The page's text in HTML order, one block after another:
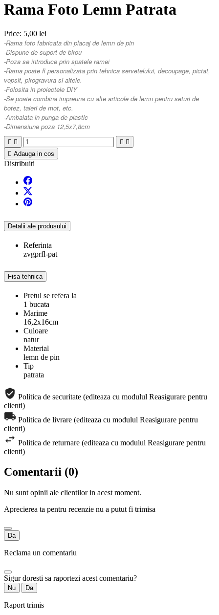
Rama Foto Lemn Patrata
Price: 5,00 lei
-Rama foto fabricata din placaj de lemn de pin
-Dispune de suport de birou
-Poza se introduce prin spatele ramei
-Rama poate fi personalizata prin tehnica servetelului, decoupage, pictat,
vopsit, pirogravura si altele.
-Folosita in proiectele DIY
-Se poate combina impreuna cu alte articole de lemn pentru seturi de
botez, taieri de mot, etc.
-Ambalata in punga de plastic
-Dimensiune poza 12,5x7,8cm
   
 Adauga in cos
Distribuiti
Detalii ale produsului
Referinta
zvgprfl-pat
Fisa tehnica
Pretul se refera la
1 bucata
Marime
16,2x16cm
Culoare
natur
Material
lemn de pin
Tip
patrata
Politica de securitate (editeaza cu modulul Reasigurare pentru
clienti)
Politica de livrare (editeaza cu modulul Reasigurare pentru
clienti)
Politica de returnare (editeaza cu modulul Reasigurare pentru
clienti)
Comentarii (0)
Nu sunt opinii ale clientilor in acest moment.
Aprecierea ta pentru recenzie nu a putut fi trimisa
Da
Reclama un comentariu
Sigur doresti sa raportezi acest comentariu?
Nu Da
Raport trimis